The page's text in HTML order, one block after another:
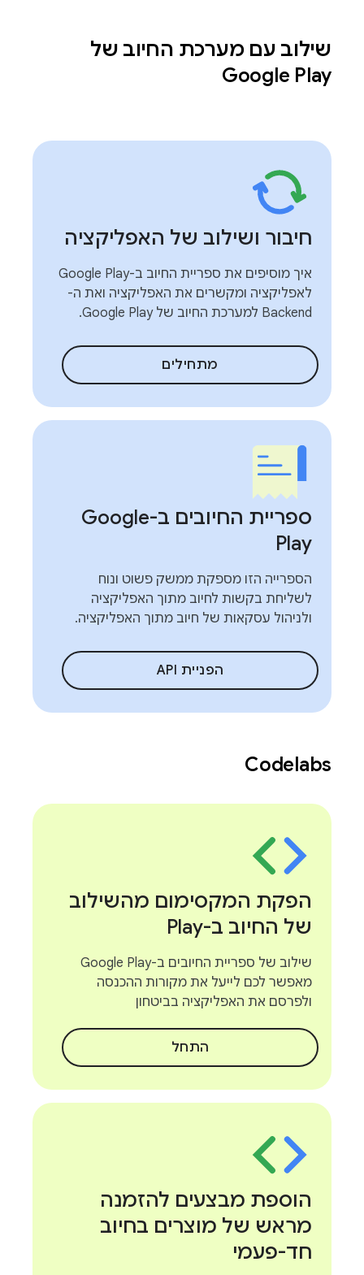
שילוב עם מערכת החיוב של
Google Play‏
חיבור ושילוב של האפליקציה
איך מוסיפים את ספריית החיוב ב-Google Play
לאפליקציה ומקשרים את האפליקציה ואת ה-
Backend למערכת החיוב של Google Play.
מתחילים
ספריית החיובים ב-Google
Play
הספרייה הזו מספקת ממשק פשוט ונוח
לשליחת בקשות לחיוב מתוך האפליקציה
ולניהול עסקאות של חיוב מתוך האפליקציה.
הפניית API
Codelabs
הפקת המקסימום מהשילוב
של החיוב ב-Play
שילוב של ספריית החיובים ב-Google Play
מאפשר לכם לייעל את מקורות ההכנסה
ולפרסם את האפליקציה בביטחון
התחל
הוספת מבצעים להזמנה
מראש של מוצרים בחיוב
חד-פעמי